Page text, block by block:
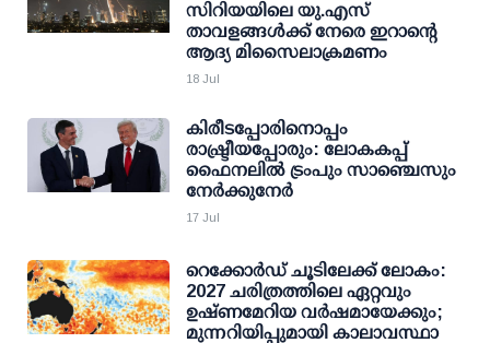
സിറിയയിലെ യു.എസ്
താവളങ്ങള്‍ക്ക് നേരെ ഇറാന്റെ
ആദ്യ മിസൈലാക്രമണം
18 Jul
കിരീടപ്പോരിനൊപ്പം
രാഷ്ട്രീയപ്പോരും: ലോകകപ്പ്
ഫൈനലില്‍ ട്രംപും സാഞ്ചെസും
നേര്‍ക്കുനേര്‍
17 Jul
റെക്കോർഡ് ചൂടിലേക്ക് ലോകം:
2027 ചരിത്രത്തിലെ ഏറ്റവും
ഉഷ്ണമേറിയ വർഷമായേക്കും;
മുന്നറിയിപ്പുമായി കാലാവസ്ഥാ